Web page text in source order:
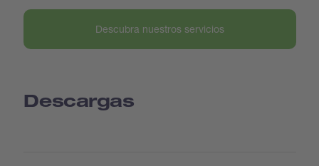
Descubra nuestros servicios
Descargas